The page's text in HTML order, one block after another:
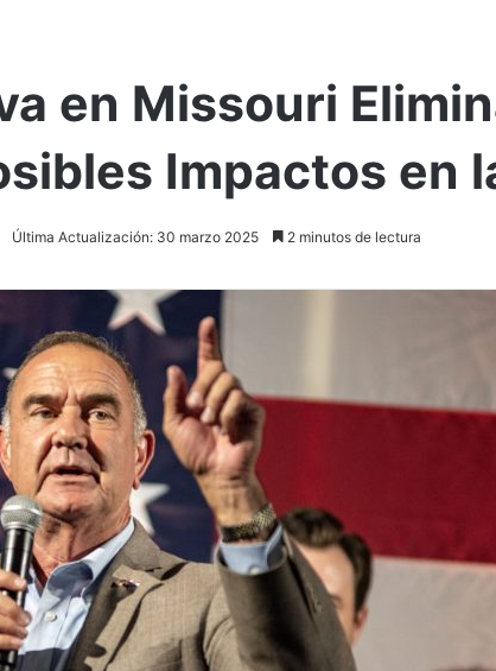
en Missouri
Impactos en
Última Actualización: 30 marzo 2025 2 minutos de lectura